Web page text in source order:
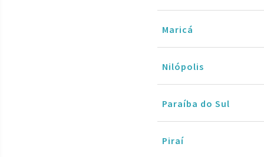
Maricá
Nilópolis
Paraíba do Sul
Piraí